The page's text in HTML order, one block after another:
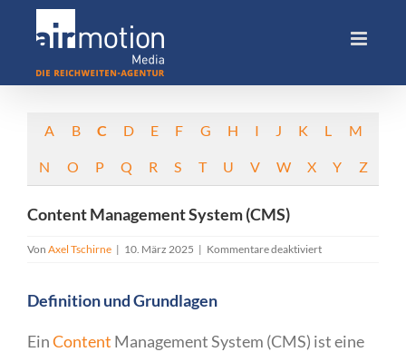
A B C D E F G H I J K L M
N O P Q R S T U V W X Y Z
Content Management System (CMS)
Von Axel Tschirne | 10. März 2025 | Kommentare deaktiviertfür
Definition und Grundlagen
EinContent Management System (CMS) ist eine